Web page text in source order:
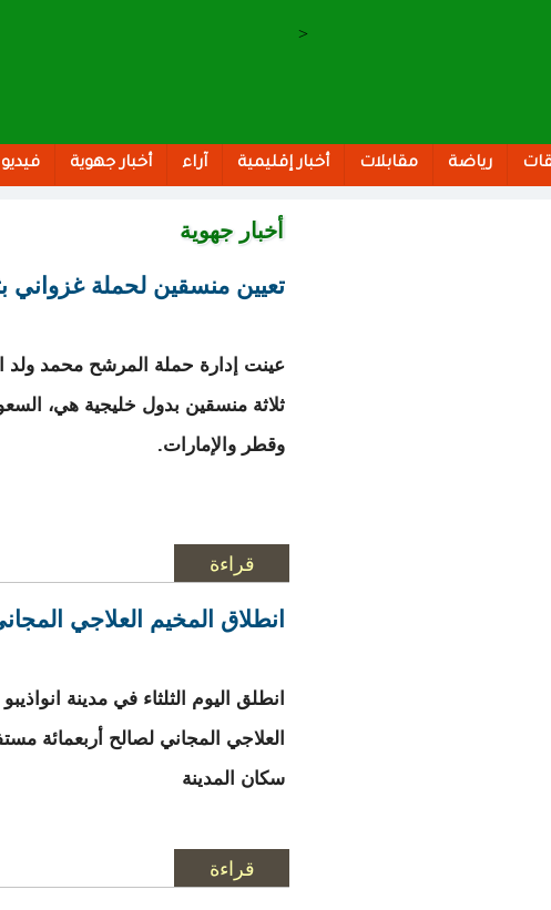
>
رياضة مقابلات أخبار إقليمية آراء أخبار جهوية فيديو
أخبار جهوية
تعيين منسقين لحملة غزواني
عينت إدارة حملة المرشح محمد ولد
ثلاثة منسقين بدول خليجية هي،
وقطر والإمارات.
قراءة
انطلاق المخيم العلاجي
انطلق اليوم الثلثاء في مدينة
العلاجي المجاني لصالح أربعمائة
سكان المدينة
قراءة